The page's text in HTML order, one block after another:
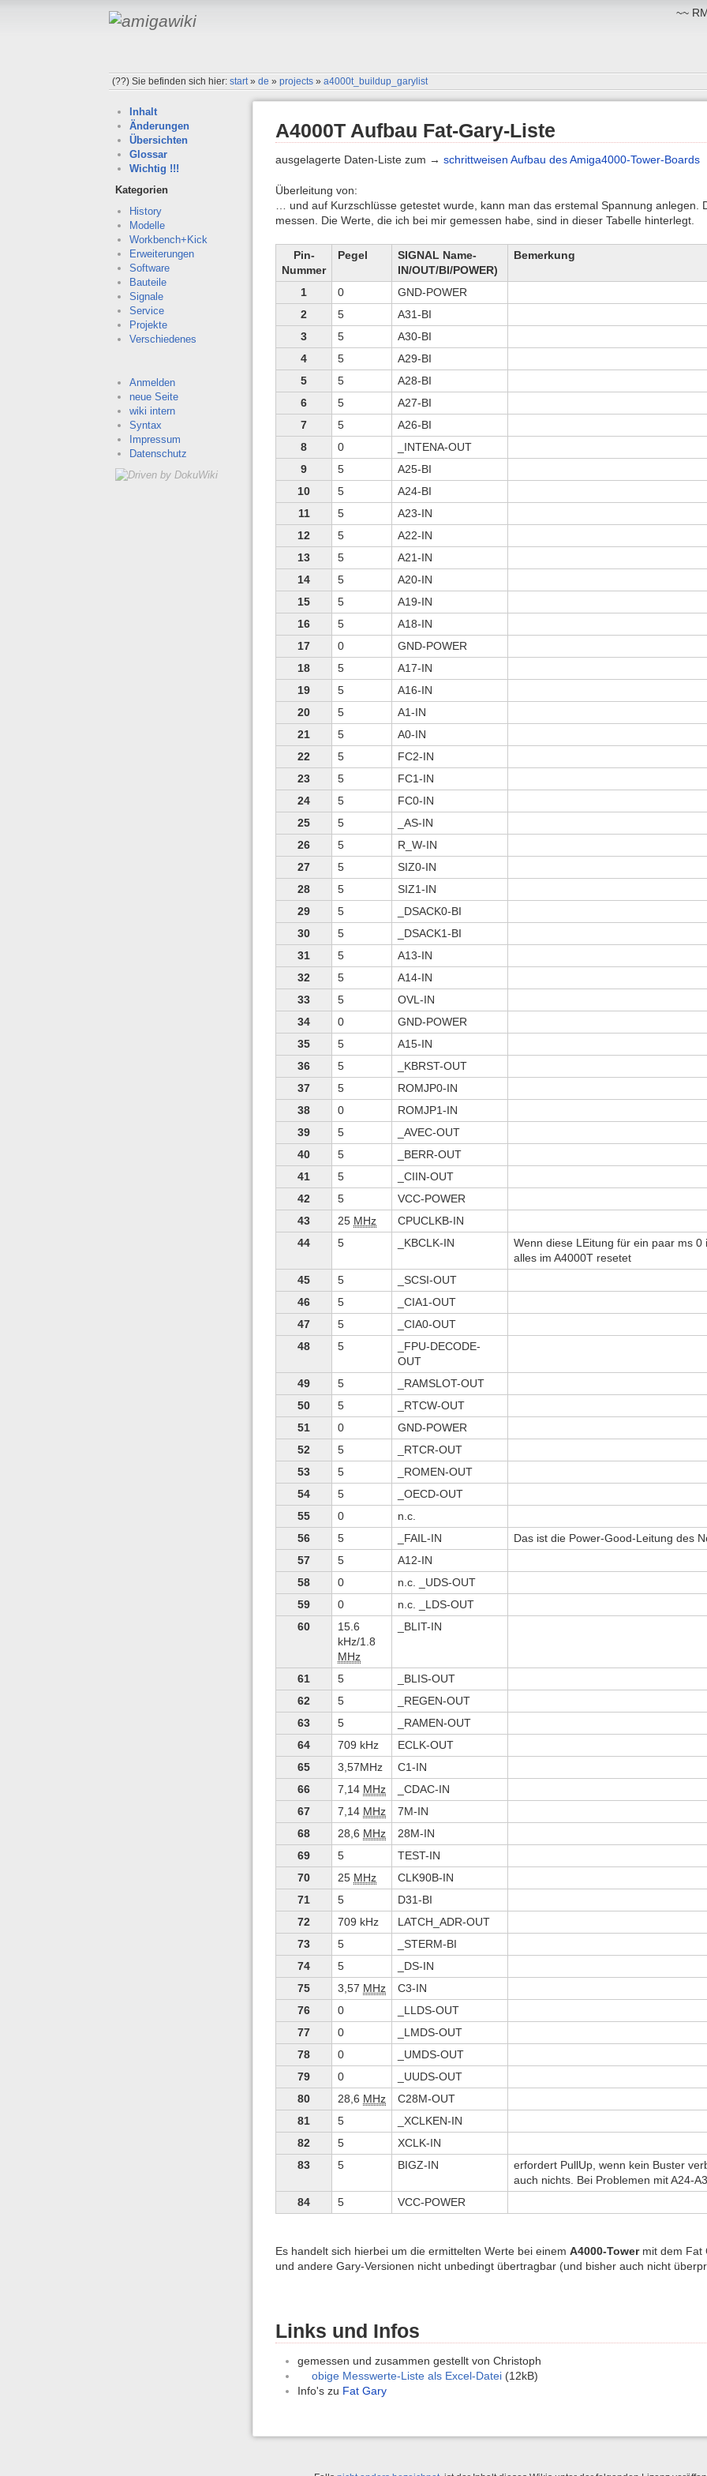
~~
(??)Sie befinden sich hier:start»de »projects »a4000t_buildup_garylist
Inhalt
Änderungen
Übersichten
Glossar
Wichtig !!!
Kategorien
History
Modelle
Workbench+Kick
Erweiterungen
Software
Bauteile
Signale
Service
Projekte
Verschiedenes
Anmelden
neue Seite
wiki intern
Syntax
Impressum
Datenschutz
A4000T Aufbau Fat-Gary-Liste
ausgelagerte Daten-Liste zum → schrittweisen Aufbau des Amiga4000-Tower-Boards
Überleitung von:
… und auf Kurzschlüsse getestet wurde, kann man das erstemal Spannung anlegen.
messen. Die Werte, die ich bei mir gemessen habe, sind in dieser Tabelle hinterlegt.
Pin-
Nummer
Pegel
SIGNAL Name-
IN/OUT/BI/POWER)
Bemerkung
1 0
GND-POWER
2
5
A31-BI
3
5
A30-BI
4
5
A29-BI
5
5
A28-BI
6
5
A27-BI
7
5
A26-BI
8
0
_INTENA-OUT
9
5
A25-BI
10
5
A24-BI
11
5
A23-IN
12
5
A22-IN
13
5
A21-IN
14
5
A20-IN
15
5
A19-IN
16
5
A18-IN
17
0
GND-POWER
18
5
A17-IN
19
5
A16-IN
20
5
A1-IN
21
5
A0-IN
22
5
FC2-IN
23
5
FC1-IN
24
5
FC0-IN
25
5
_AS-IN
26
5
R_W-IN
27
5
SIZ0-IN
28
5
SIZ1-IN
29
5
_DSACK0-BI
30
5
_DSACK1-BI
31
5
A13-IN
32
5
A14-IN
33
5
OVL-IN
34
0
GND-POWER
35
5
A15-IN
36
5
_KBRST-OUT
37
5
ROMJP0-IN
38
0
ROMJP1-IN
39
5
_AVEC-OUT
40
5
_BERR-OUT
41
5
_CIIN-OUT
42
5
VCC-POWER
43
25 MHz
CPUCLKB-IN
44
5 _KBCLK-IN
Wenn diese LEitung für ein paar ms
alles im A4000T resetet
45
5
_SCSI-OUT
46
5
_CIA1-OUT
47
5
_CIA0-OUT
48
5
_FPU-DECODE-
OUT
49
5
_RAMSLOT-OUT
50
5
_RTCW-OUT
51
0
GND-POWER
52
5
_RTCR-OUT
53
5
_ROMEN-OUT
54
5
_OECD-OUT
55
0
n.c.
56
5 _FAIL-IN
Das ist die Power-Good-Leitung des
57
5
A12-IN
58
0
n.c. _UDS-OUT
59
0
n.c. _LDS-OUT
60
15.6
kHz/1.8
MHz
_BLIT-IN
61 5
_BLIS-OUT
62
5
_REGEN-OUT
63
5
_RAMEN-OUT
64
709 kHz
ECLK-OUT
65
3,57MHz
C1-IN
66
7,14 MHz
_CDAC-IN
67
7,14 MHz
7M-IN
68
28,6 MHz
28M-IN
69
5
TEST-IN
70
25 MHz
CLK90B-IN
71
5
D31-BI
72
709 kHz
LATCH_ADR-OUT
73
5
_STERM-BI
74
5
_DS-IN
75
3,57 MHz
C3-IN
76
0
_LLDS-OUT
77
0
_LMDS-OUT
78
0
_UMDS-OUT
79
0
_UUDS-OUT
80
28,6 MHz
C28M-OUT
81
5
_XCLKEN-IN
82
5
XCLK-IN
83
5 BIGZ-IN
erfordert PullUp, wenn kein Buster
auch nichts. Bei Problemen mit A24-
84
5 VCC-POWER
Es handelt sich hierbei um die ermittelten Werte bei einem A4000-Towermit dem Fat
und andere Gary-Versionen nicht unbedingt übertragbar (und bisher auch nicht
Links und Infos
gemessen und zusammen gestellt von Christoph
obige Messwerte-Liste als Excel-Datei (12kB)
Info's zu Fat Gary